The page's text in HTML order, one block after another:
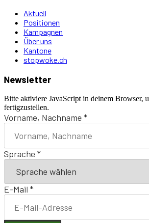
Aktuell
Positionen
Kampagnen
Über uns
Kantone
stopwoke.ch
Newsletter
Bitte aktiviere JavaScript in deinem Browser,
fertigzustellen.
Vorname, Nachname *
Sprache *
E-Mail *